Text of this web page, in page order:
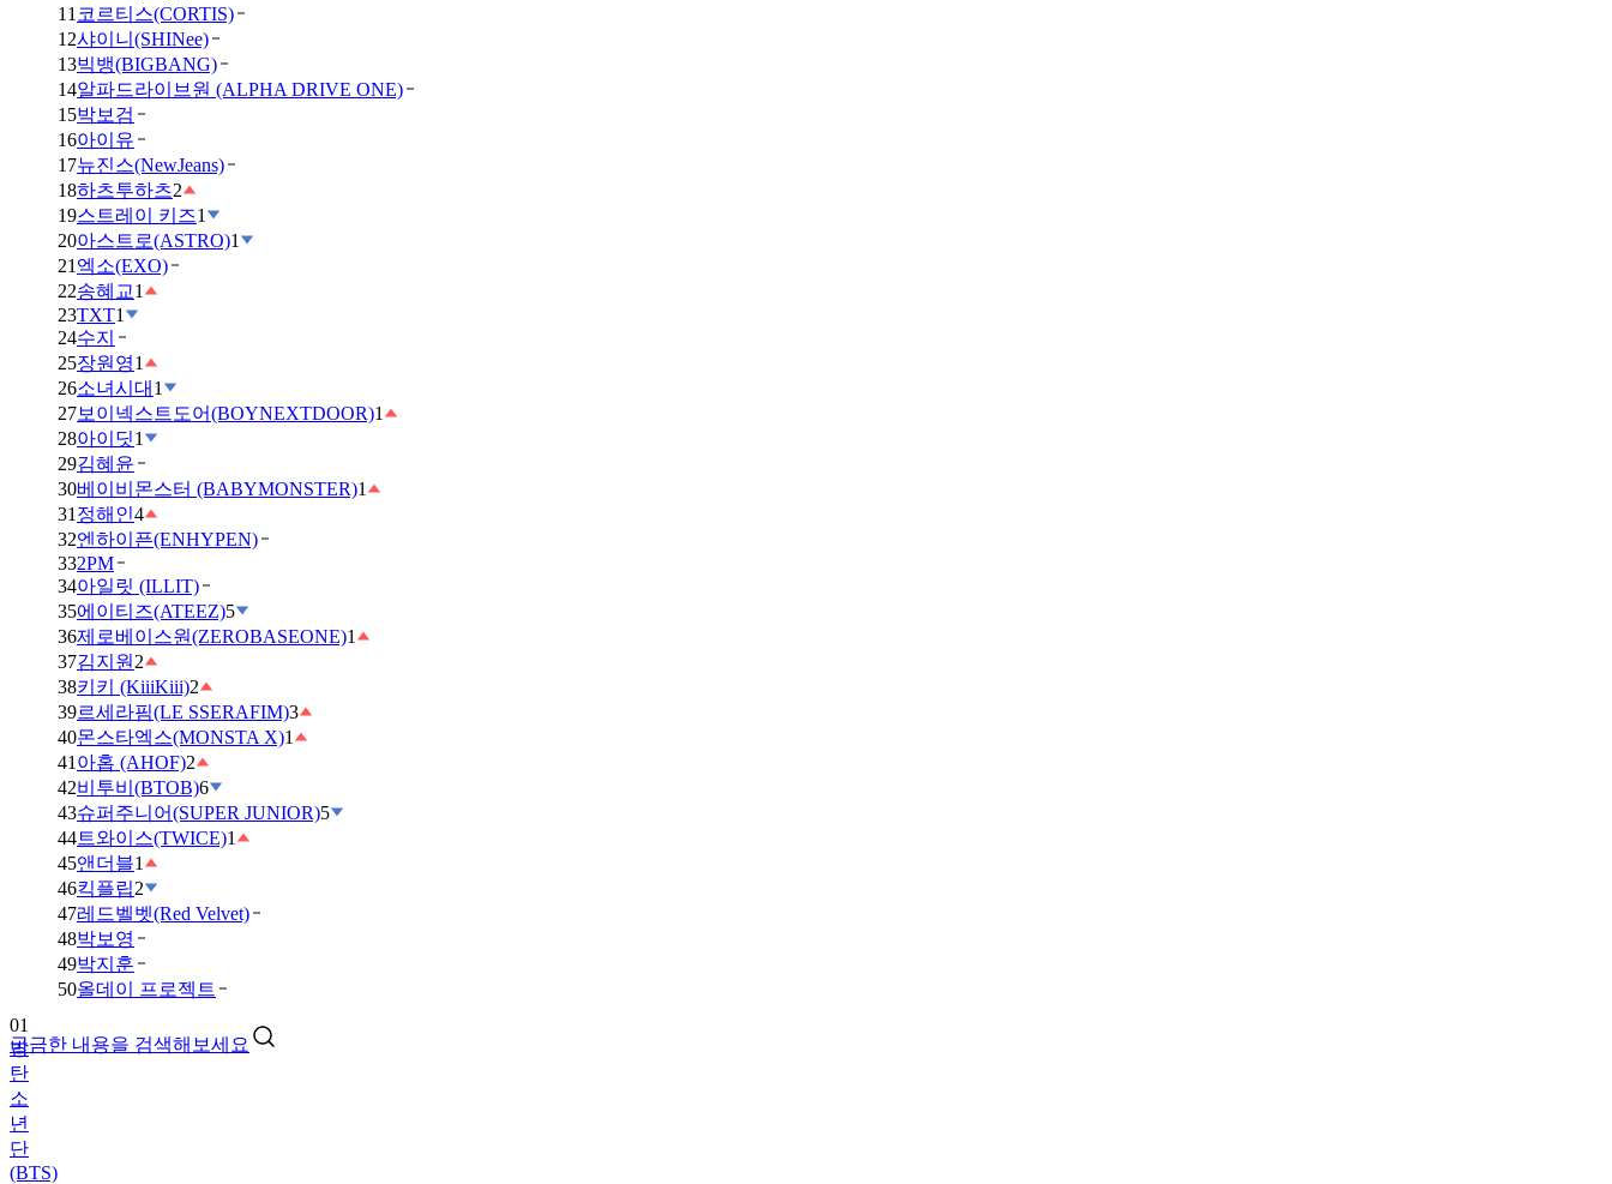
11 코르티스(CORTIS)
12샤이니(SHINee)
13빅뱅(BIGBANG)
14알파드라이브원 (ALPHA DRIVE ONE)
15박보검
16아이유
17뉴진스(NewJeans)
18하츠투하츠2
19스트레이 키즈1
20아스트로(ASTRO)1
21 엑소(EXO)
22송혜교1
23TXT1
24수지
25장원영1
26소녀시대 1
27보이넥스트도어(BOYNEXTDOOR)1
28아이딧1
29김혜윤
30베이비몬스터 (BABYMONSTER)1
31 정해인4
32엔하이픈(ENHYPEN)
332PM
34아일릿 (ILLIT)
35에이티즈(ATEEZ)5
36제로베이스원(ZEROBASEONE)1
37김지원 2
38키키 (KiiiKiii)2
39르세라핌(LE SSERAFIM)3
40몬스타엑스(MONSTA X)1
41 아홉 (AHOF)2
42비투비(BTOB)6
43슈퍼주니어(SUPER JUNIOR)5
44트와이스(TWICE)1
45앤더블1
46킥플립2
47레드벨벳(Red Velvet)
48박보영
49박지훈
50올데이 프로젝트
궁금한 내용을 검색해보세요
탄
소
년
단
(BTS)
02